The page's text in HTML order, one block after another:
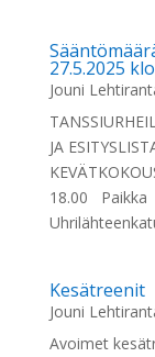
27.5.2025
Jouni
JA
18.00
Kesätreenit
Jouni
Avoimet